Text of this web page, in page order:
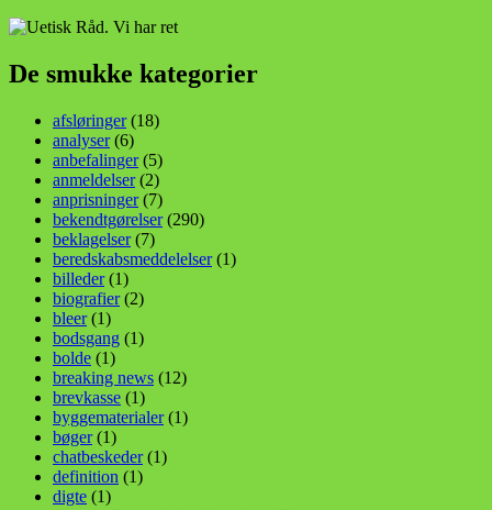
De smukke kategorier
afsløringer(18)
analyser(6)
anbefalinger(5)
anmeldelser(2)
anprisninger(7)
bekendtgørelser(290)
beklagelser(7)
beredskabsmeddelelser(1)
billeder(1)
biografier(2)
bleer(1)
bodsgang (1)
bolde (1)
breaking news (12)
brevkasse (1)
byggematerialer(1)
bøger(1)
chatbeskeder(1)
definition (1)
digte (1)